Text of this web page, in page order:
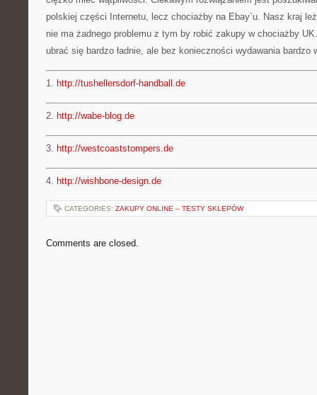
polskiej części Internetu, lecz chociażby na Ebay`u. Nasz kraj
nie ma żadnego problemu z tym by robić zakupy w chociażby
ubrać się bardzo ładnie, ale bez konieczności wydawania bardzo
1. http://tushellersdorf-handball.de
2. http://wabe-blog.de
3. http://westcoaststompers.de
4. http://wishbone-design.de
CATEGORIES: ZAKUPY ONLINE – TESTY SKLEPÓW
Comments are closed.